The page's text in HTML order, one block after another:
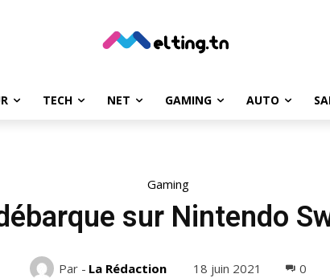
TECH NET GAMING AUTO
Gaming
sur Nintendo
Par - La Rédaction 18 juin 2021 0